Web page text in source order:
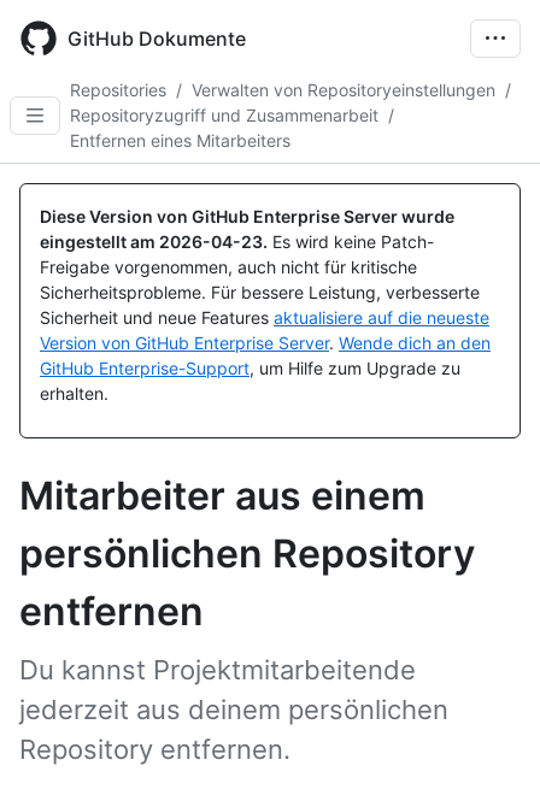
main
GitHub Dokumente
Repositories / Verwalten von Repositoryeinstellungen /
Repositoryzugriff und Zusammenarbeit /
Entfernen eines Mitarbeiters
Diese Version von GitHub Enterprise Server wurde
eingestellt am 2026-04-23. Es wird keine Patch-
Freigabe vorgenommen, auch nicht für kritische
Sicherheitsprobleme. Für bessere Leistung, verbesserte
Sicherheit und neue Features aktualisiere auf die neueste
Version von GitHub Enterprise Server. Wende dich an den
GitHub Enterprise-Support, um Hilfe zum Upgrade zu
erhalten.
Mitarbeiter aus einem
persönlichen Repository
entfernen
Du kannst Projektmitarbeitende
jederzeit aus deinem persönlichen
Repository entfernen.